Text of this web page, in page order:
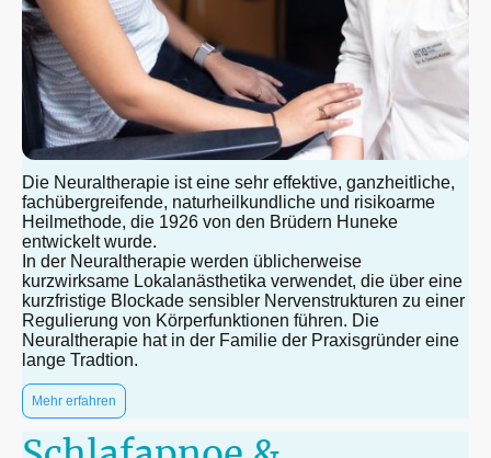
Die Neuraltherapie ist eine sehr effektive, ganzheitliche,
fachübergreifende, naturheilkundliche und risikoarme
Heilmethode, die 1926 von den Brüdern Huneke
entwickelt wurde.
In der Neuraltherapie werden üblicherweise
kurzwirksame Lokalanästhetika verwendet, die über eine
kurzfristige Blockade sensibler Nervenstrukturen zu einer
Regulierung von Körperfunktionen führen. Die
Neuraltherapie hat in der Familie der Praxisgründer eine
lange Tradtion.
Mehr erfahren